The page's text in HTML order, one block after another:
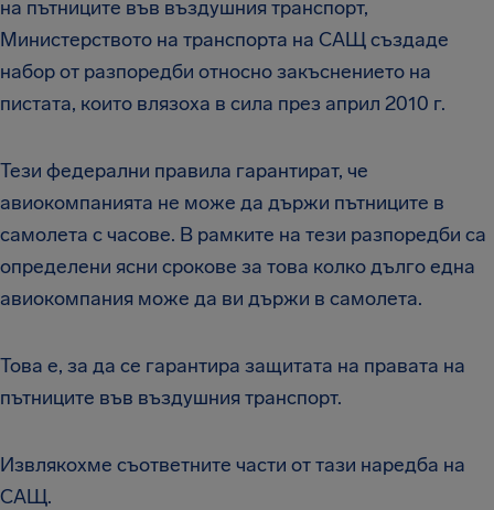
на пътниците във въздушния транспорт,
Министерството на транспорта на САЩ създаде
набор от разпоредби относно закъснението на
пистата, които влязоха в сила през април 2010 г.
Тези федерални правила гарантират, че
авиокомпанията не може да държи пътниците в
самолета с часове. В рамките на тези разпоредби са
определени ясни срокове за това колко дълго една
авиокомпания може да ви държи в самолета.
Това е, за да се гарантира защитата на правата на
пътниците във въздушния транспорт.
Извлякохме съответните части от тази наредба на
САЩ.